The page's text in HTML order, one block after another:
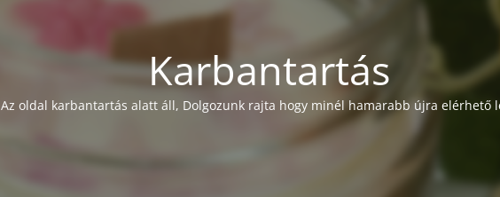
Karbantartás
Az oldal karbantartás alatt áll, Dolgozunk rajta hogy minél hamarabb újra elérhető